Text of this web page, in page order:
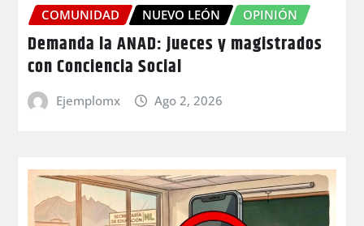
COMUNIDAD NUEVO LEÓN OPINIÓN
Demanda la ANAD: jueces y magistrados
con Conciencia Social
Ejemplomx Ago 2, 2026